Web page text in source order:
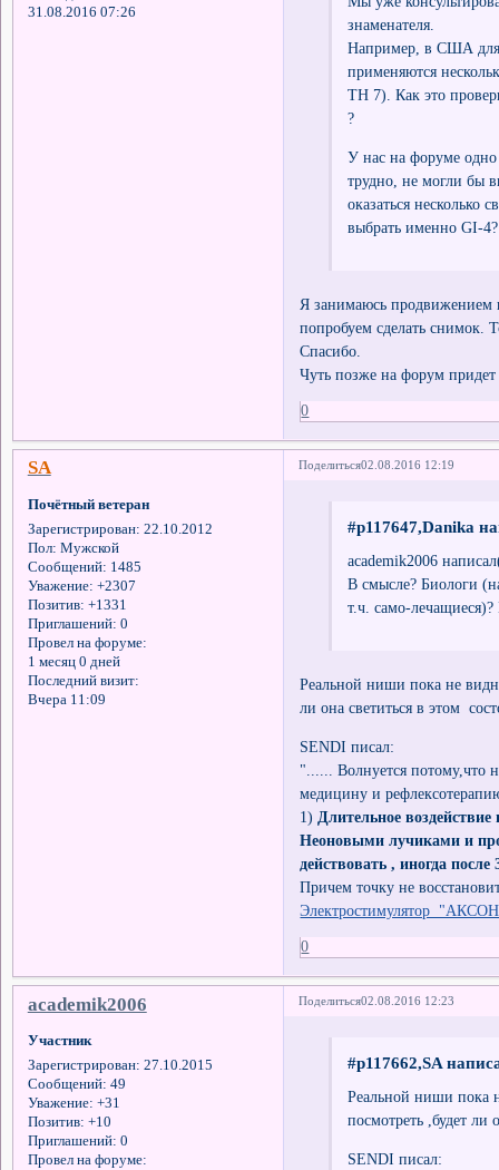
31.08.2016 07:26
знаменателя.
Например, в США для
применяются
TH 7). Как это
?
У нас на форуме
трудно, не могли бы
оказаться несколько
выбрать именно GI-4?
Я занимаюсь продвижением
попробуем сделать снимок.
Спасибо.
Чуть позже на форум придет
0
Поделиться02.08.2016 12:19
SA
Почётный ветеран
Зарегистрирован: 22.10.2012
Пол: Мужской
Сообщений: 1485
Уважение: +2307
Позитив: +1331
Приглашений: 0
Провел на форуме:
1 месяц 0 дней
Последний визит:
Вчера 11:09
#p117647,Danika
academik2006
В смысле? Биологи
т.ч. само-
Реальной ниши пока не
ли она светиться в этом
SENDI писал:
"...... Волнуется потому,что
медицину и
1) Длительное
Неоновыми лучиками и
действовать , иногда после
Причем точку не
Электростимулятор
0
Поделиться02.08.2016 12:23
academik2006
Участник
Зарегистрирован: 27.10.2015
Сообщений: 49
Уважение: +31
Позитив: +10
Приглашений: 0
Провел на форуме:
#p117662,SA
Реальной ниши пока
посмотреть ,будет ли
SENDI писал: